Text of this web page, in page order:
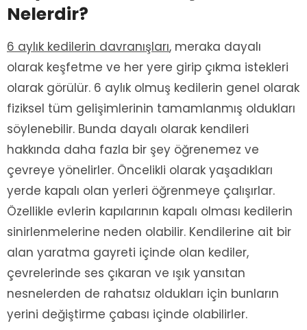
Nelerdir?
6 aylık kedilerin davranışları, meraka dayalı
olarak keşfetme ve her yere girip çıkma istekleri
olarak görülür. 6 aylık olmuş kedilerin genel olarak
fiziksel tüm gelişimlerinin tamamlanmış oldukları
söylenebilir. Bunda dayalı olarak kendileri
hakkında daha fazla bir şey öğrenemez ve
çevreye yönelirler. Öncelikli olarak yaşadıkları
yerde kapalı olan yerleri öğrenmeye çalışırlar.
Özellikle evlerin kapılarının kapalı olması kedilerin
sinirlenmelerine neden olabilir. Kendilerine ait bir
alan yaratma gayreti içinde olan kediler,
çevrelerinde ses çıkaran ve ışık yansıtan
nesnelerden de rahatsız oldukları için bunların
yerini değiştirme çabası içinde olabilirler.